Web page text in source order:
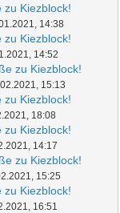
zu Kiezblock!
14:38
zu Kiezblock!
14:52
zu Kiezblock!
15:13
zu Kiezblock!
18:08
zu Kiezblock!
14:17
zu Kiezblock!
15:25
zu Kiezblock!
16:51